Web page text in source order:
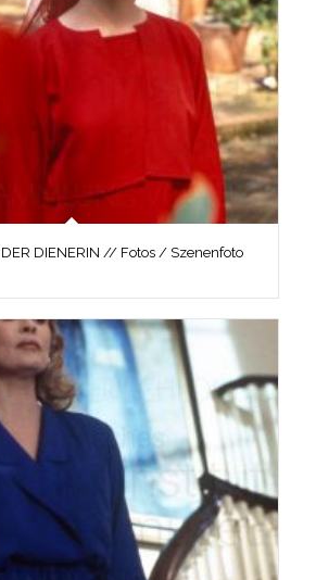
DER DIENERIN // Fotos / Szenenfoto